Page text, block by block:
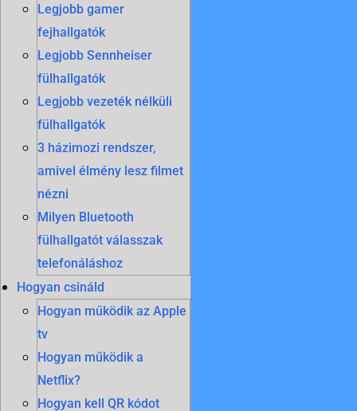
Legjobb gamer
fejhallgatók
Legjobb Sennheiser
fülhallgatók
Legjobb vezeték nélküli
fülhallgatók
3 házimozi rendszer,
amivel élmény lesz filmet
nézni
Milyen Bluetooth
fülhallgatót válasszak
telefonáláshoz
Hogyan csináld
Hogyan működik az Apple
tv
Hogyan működik a
Netflix?
Hogyan kell QR kódot